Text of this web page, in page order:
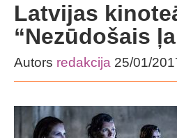
Latvijas
“Nezūdošais
Autors redakcija 25/01/